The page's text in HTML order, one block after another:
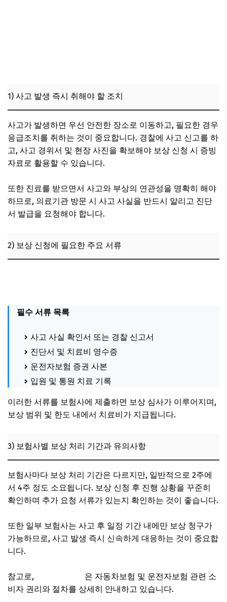
1) 사고 발생 즉시 취해야 할 조치
사고가 발생하면 우선 안전한 장소로 이동하고, 필요한 경우
응급조치를 취하는 것이 중요합니다. 경찰에 사고 신고를 하
고, 사고 경위서 및 현장 사진을 확보해야 보상 신청 시 증빙
자료로 활용할 수 있습니다.
또한 진료를 받으면서 사고와 부상의 연관성을 명확히 해야
하므로, 의료기관 방문 시 사고 사실을 반드시 알리고 진단
서 발급을 요청해야 합니다.
2) 보상 신청에 필요한 주요 서류
필수 서류 목록
사고 사실 확인서 또는 경찰 신고서
진단서 및 치료비 영수증
운전자보험 증권 사본
입원 및 통원 치료 기록
이러한 서류를 보험사에 제출하면 보상 심사가 이루어지며,
보상 범위 및 한도 내에서 치료비가 지급됩니다.
3) 보험사별 보상 처리 기간과 유의사항
보험사마다 보상 처리 기간은 다르지만, 일반적으로 2주에
서 4주 정도 소요됩니다. 보상 신청 후 진행 상황을 꾸준히
확인하며 추가 요청 서류가 있는지 확인하는 것이 좋습니다.
또한 일부 보험사는 사고 후 일정 기간 내에만 보상 청구가
가능하므로, 사고 발생 즉시 신속하게 대응하는 것이 중요합
니다.
참고로,
은 자동차보험 및 운전자보험 관련 소
비자 권리와 절차를 상세히 안내하고 있습니다.